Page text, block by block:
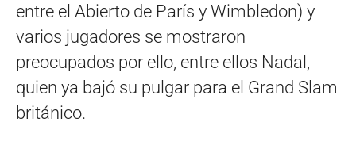
entre el Abierto de París y Wimbledon) y
varios jugadores se mostraron
preocupados por ello, entre ellos Nadal,
quien ya bajó su pulgar para el Grand Slam
británico.